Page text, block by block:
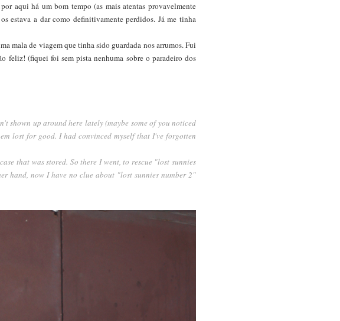
aqui há um bom tempo (as mais atentas provavelmente
estava a dar como definitivamente perdidos. Já me tinha
mala de viagem que tinha sido guardada nos arrumos. Fui
feliz! (fiquei foi sem pista nenhuma sobre o paradeiro dos
shown up around here lately (maybe some of you noticed
lost for good. I had convinced myself that I've forgotten
that was stored. So there I went, to rescue "lost sunnies
hand, now I have no clue about "lost sunnies number 2"